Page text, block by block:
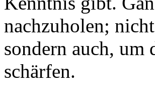
nachzuholen;
sondern auch,
schärfen.